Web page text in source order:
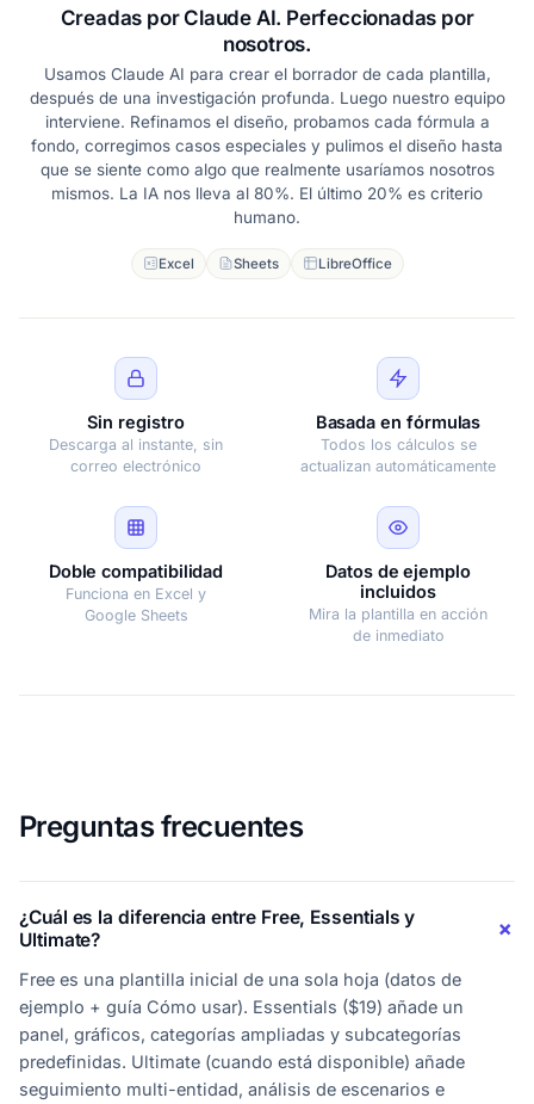
Creadas por Claude AI. Perfeccionadas por
nosotros.
Usamos Claude AI para crear el borrador de cada plantilla,
después de una investigación profunda. Luego nuestro equipo
interviene. Refinamos el diseño, probamos cada fórmula a
fondo, corregimos casos especiales y pulimos el diseño hasta
que se siente como algo que realmente usaríamos nosotros
mismos. La IA nos lleva al 80%. El último 20% es criterio
humano.
Excel Sheets LibreOffice
Sin registro
Descarga al instante, sin
correo electrónico
Basada en fórmulas
Todos los cálculos se
actualizan automáticamente
Doble compatibilidad
Funciona en Excel y
Google Sheets
Datos de ejemplo
incluidos
Mira la plantilla en acción
de inmediato
Preguntas frecuentes
¿Cuál es la diferencia entre Free, Essentials y
Ultimate?
Free es una plantilla inicial de una sola hoja (datos de
ejemplo + guía Cómo usar). Essentials ($19) añade un
panel, gráficos, categorías ampliadas y subcategorías
predefinidas. Ultimate (cuando está disponible) añade
seguimiento multi-entidad, análisis de escenarios e